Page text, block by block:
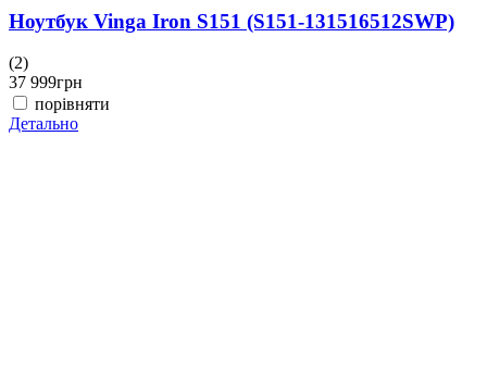
Ноутбук Vinga Iron S151 (S151-131516512SWP)
(2)
37 999грн
порівняти
Детально